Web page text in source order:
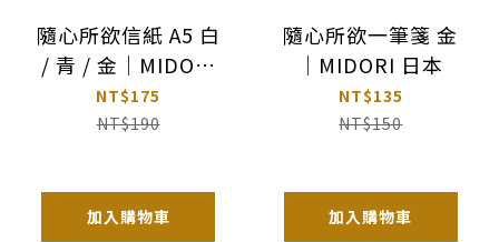
隨心所欲信紙 A5 白
/ 青 / 金｜MIDORI
日本
NT$175
NT$190
加入購物車
隨心所欲一筆箋 金
｜MIDORI 日本
NT$135
NT$150
加入購物車